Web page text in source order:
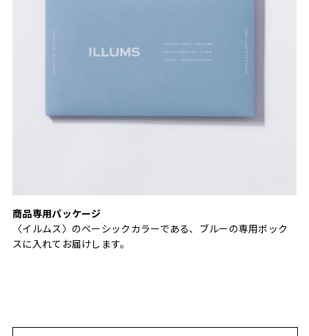
商品専用パッケージ
〈イルムス〉のベーシックカラーである、ブルーの専用ボック
スに入れてお届けします。